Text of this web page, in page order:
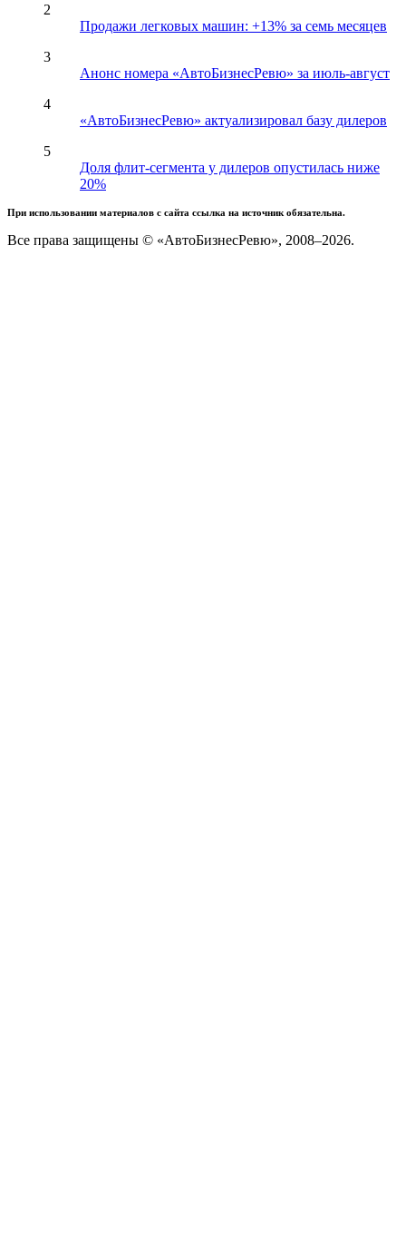
2
Продажи легковых машин: +13% за семь месяцев
3
Анонс номера «АвтоБизнесРевю» за июль-август
4
«АвтоБизнесРевю» актуализировал базу дилеров
5
Доля флит-сегмента у дилеров опустилась ниже
20%
При использовании материалов с сайта ссылка на источник обязательна.
Все права защищены © «АвтоБизнесРевю», 2008–2026.